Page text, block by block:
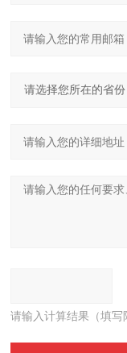
请输入计算结果（填